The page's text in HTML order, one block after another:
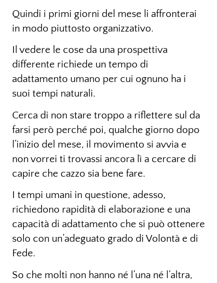
Quindi i primi giorni del mese li affronterai
in modo piuttosto organizzativo.
Il vedere le cose da una prospettiva
differente richiede un tempo di
adattamento umano per cui ognuno ha i
suoi tempi naturali.
Cerca di non stare troppo a riflettere sul da
farsi però perché poi, qualche giorno dopo
l’inizio del mese, il movimento si avvia e
non vorrei ti trovassi ancora lì a cercare di
capire che cazzo sia bene fare.
I tempi umani in questione, adesso,
richiedono rapidità di elaborazione e una
capacità di adattamento che si può ottenere
solo con un’adeguato grado di Volontà e di
Fede.
So che molti non hanno né l’una né l’altra,